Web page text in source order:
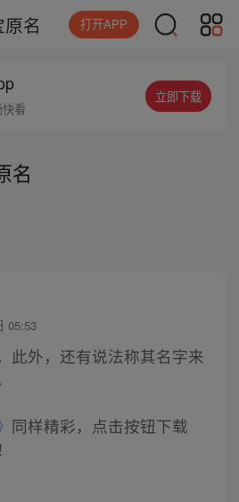
名 打开APP
看
立即下载
名
05:53
此外，还有说法称其名字来
同样精彩，点击按钮下载